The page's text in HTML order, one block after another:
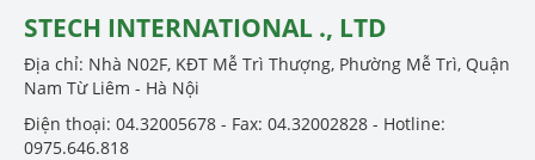
STECH INTERNATIONAL ., LTD
Địa chỉ: Nhà N02F, KĐT Mễ Trì Thượng, Phường Mễ Trì, Quận
Nam Từ Liêm - Hà Nội
Điện thoại: 04.32005678 - Fax: 04.32002828 - Hotline:
0975.646.818